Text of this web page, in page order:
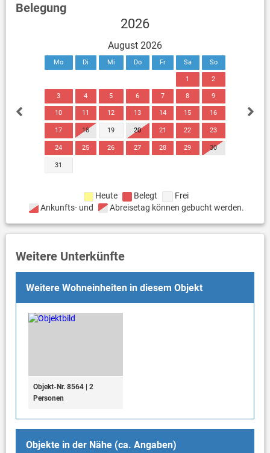
Belegung
2026
August 2026
Mo Di Mi Do Fr Sa So
1 2
3 4 5 6 7 8 9
10 11 12 13 14 15 16
17 18 19 20 21 22 23
24 25 26 27 28 29 30
31
Heute Belegt
Frei
Ankunfts- und
Abreisetag können gebucht werden.
Weitere Unterkünfte
Weitere Wohneinheiten in diesem Objekt
Objekt-Nr. 8564 | 2
Personen
Objekte in der Nähe (ca. Angaben)